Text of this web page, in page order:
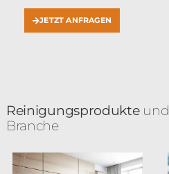
JETZT ANFRAGEN
Reinigungsprodukteund
Branche